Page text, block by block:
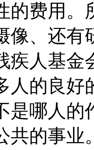
的费用。
像、还有
疾人基
人的良好
是哪人的
共的事业